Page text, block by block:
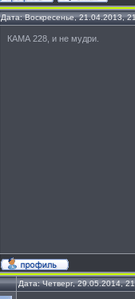
Дата: Воскресенье, 21.04.2013,
КАМА 228, и не мудри.
Дата: Четверг, 29.05.2014,